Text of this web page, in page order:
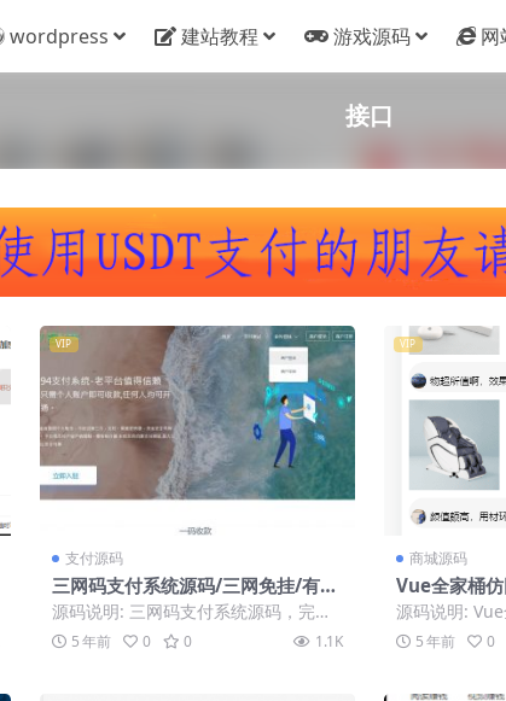
wordpress 建站教程 游戏源码 网
接口
VIP
支付源码
三网码支付系统源码/三网免挂/有P
C软件/有云端源码
源码说明: 三网码支付系统源码，完美
可用，微信需要PC软件，支付宝和QQ
不用软件...
5 年前 0 0 1.1K
VIP
商城源码
Vue全家桶
源码说明:
城源码，采用
5 年前 0